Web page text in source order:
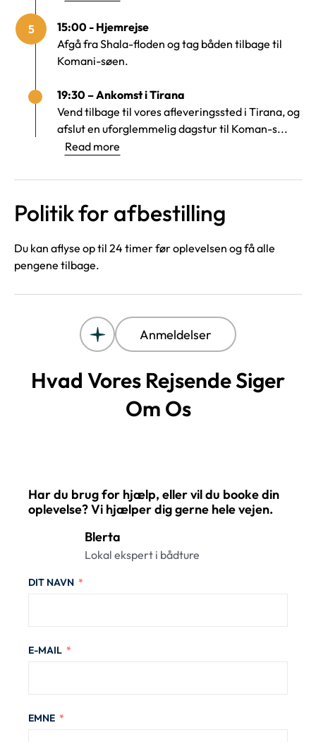
5
15:00 - Hjemrejse
Afgå fra Shala-floden og tag båden tilbage til
Komani-søen.
19:30 – Ankomst i Tirana
Vend tilbage til vores afleveringssted i Tirana, og
afslut en uforglemmelig dagstur til Koman-s...
Read more
Politik for afbestilling
Du kan aflyse op til 24 timer før oplevelsen og få alle
pengene tilbage.
Anmeldelser
Hvad Vores Rejsende Siger
Om Os
Har du brug for hjælp, eller vil du booke din
oplevelse? Vi hjælper dig gerne hele vejen.
Blerta
Lokal ekspert i bådture
DIT NAVN
E-MAIL
EMNE